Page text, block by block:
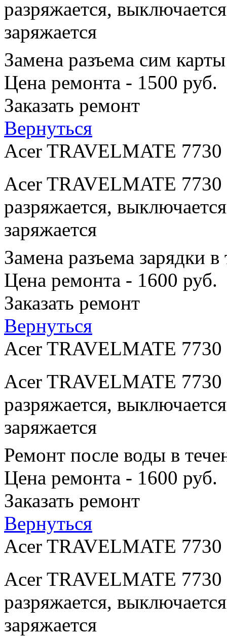
разряжается,
заряжается
Замена разъема сим
Цена ремонта - 1500 руб.
Заказать ремонт
Вернуться
Acer TRAVELMATE 7730
Acer TRAVELMATE 7730
разряжается,
заряжается
Замена разъема зарядки
Цена ремонта - 1600 руб.
Заказать ремонт
Вернуться
Acer TRAVELMATE 7730
Acer TRAVELMATE 7730
разряжается,
заряжается
Ремонт после воды в
Цена ремонта - 1600 руб.
Заказать ремонт
Вернуться
Acer TRAVELMATE 7730
Acer TRAVELMATE 7730
разряжается,
заряжается